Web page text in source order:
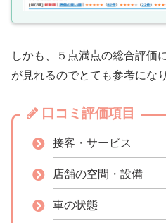
しかも、５点満点の総合評価
が見れるのでとても参考にな
口コミ評価項目
接客・サービス
店舗の空間・設備
車の状態